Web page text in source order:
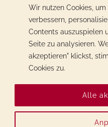
Wir nutzen Cookies,
verbessern,
Contents auszuspielen
Seite zu analysieren.
akzeptieren" klickst,
Cookies zu.
Alle